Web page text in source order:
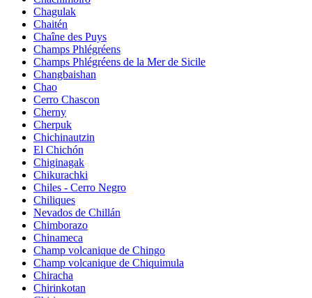
Chagulak
Chaitén
Chaîne des Puys
Champs Phlégréens
Champs Phlégréens de la Mer de Sicile
Changbaishan
Chao
Cerro Chascon
Cherny
Cherpuk
Chichinautzin
El Chichón
Chiginagak
Chikurachki
Chiles - Cerro Negro
Chiliques
Nevados de Chillán
Chimborazo
Chinameca
Champ volcanique de Chingo
Champ volcanique de Chiquimula
Chiracha
Chirinkotan